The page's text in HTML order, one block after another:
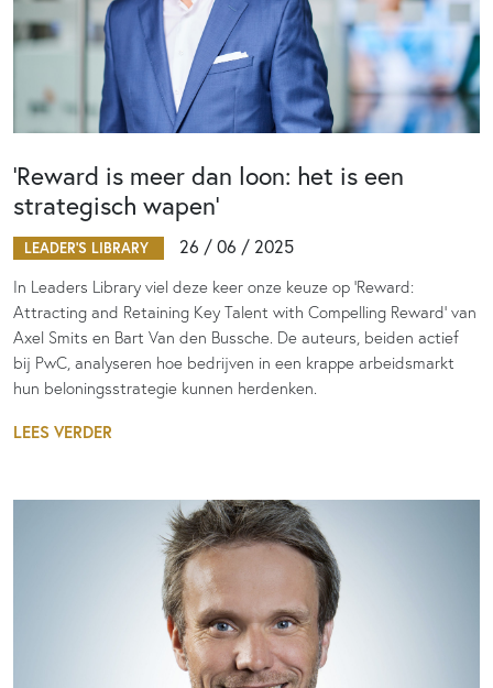
‘Reward is meer dan loon: het is een
strategisch wapen’
LEADER'S LIBRARY 26 / 06 / 2025
In Leaders Library viel deze keer onze keuze op ‘Reward:
Attracting and Retaining Key Talent with Compelling Reward’ van
Axel Smits en Bart Van den Bussche. De auteurs, beiden actief
bij PwC, analyseren hoe bedrijven in een krappe arbeidsmarkt
hun beloningsstrategie kunnen herdenken.
LEES VERDER